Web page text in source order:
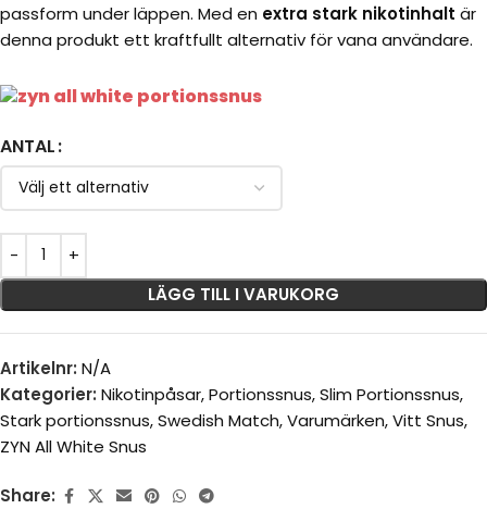
passform under läppen. Med en extra stark nikotinhalt är
denna produkt ett kraftfullt alternativ för vana användare.
ANTAL
LÄGG TILL I VARUKORG
Artikelnr: N/A
Kategorier: Nikotinpåsar,Portionssnus,Slim Portionssnus,
Stark portionssnus,Swedish Match,Varumärken,Vitt Snus,
ZYN All White Snus
Share: